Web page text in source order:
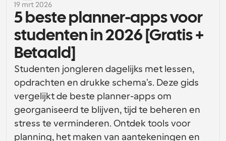
Op teamgrootte
Voor individuen
Persoonlijke planning eenvoudig gemaakt
Voor Teams
Samenwerkingsplanning voor groepen
Voor organisaties
Grotere teamsplanning voor meer controle en
beveiliging
Voor ondernemingen
Enterprise
Ontwikkelaar
Ontwikkelaarsdocumentatie
Documentatie voor het Cal.com-platform
API
Hulpbronnen
Lettertype: Cal Sans UI & tekst
Ons eigen variabele lettertype voor
19 mrt 2026
5 beste planner-apps voor
studenten in 2026 [Gratis +
Betaald]
Studenten jongleren dagelijks met lessen,
opdrachten en drukke schema's. Deze gids
vergelijkt de beste planner-apps om
georganiseerd te blijven, tijd te beheren en
stress te verminderen. Ontdek tools voor
planning, het maken van aantekeningen en